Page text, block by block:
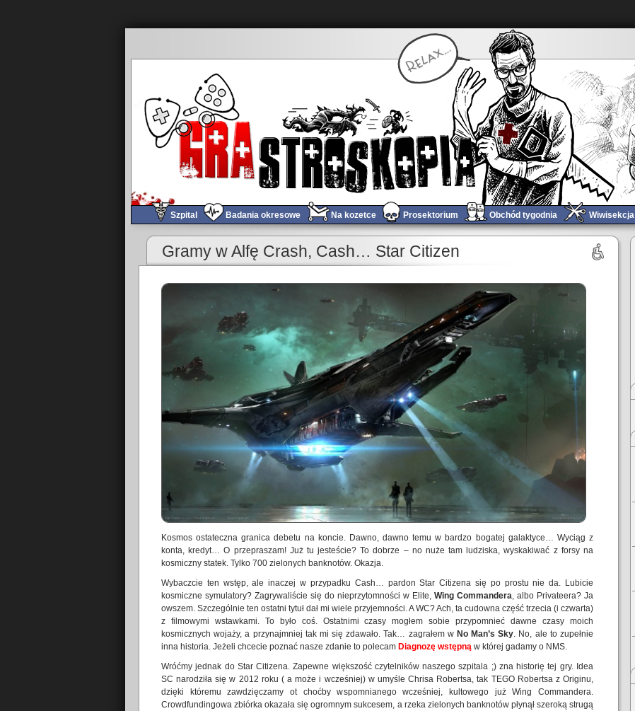
Szpital Badania okresowe Na kozetce Prosektorium Obchód tygodnia Wiwisekcja
Obchód tygodnia #244 Diagnoza wstępna #19 – Butcher»
Gramy w Alfę Crash, Cash… Star Citizen
Kosmos ostateczna granica debetu na koncie. Dawno, dawno temu w bardzo bogatej galaktyce… Wyciąg z
konta, kredyt… O przepraszam! Już tu jesteście? To dobrze – no nuże tam ludziska, wyskakiwać z forsy na
kosmiczny statek. Tylko 700 zielonych banknotów. Okazja.
Wybaczcie ten wstęp, ale inaczej w przypadku Cash… pardon Star Citizena się po prostu nie da. Lubicie
kosmiczne symulatory? Zagrywaliście się do nieprzytomności w Elite, Wing Commandera, albo Privateera? Ja
owszem. Szczególnie ten ostatni tytuł dał mi wiele przyjemności. A WC? Ach, ta cudowna część trzecia (i czwarta)
z filmowymi wstawkami. To było coś. Ostatnimi czasy mogłem sobie przypomnieć dawne czasy moich
kosmicznych wojaży, a przynajmniej tak mi się zdawało. Tak… zagrałem w No Man’s Sky. No, ale to zupełnie
inna historia. Jeżeli chcecie poznać nasze zdanie to polecam Diagnozę wstępną w której gadamy o NMS.
Wróćmy jednak do Star Citizena. Zapewne większość czytelników naszego szpitala ;) zna historię tej gry. Idea
SC narodziła się w 2012 roku ( a może i wcześniej) w umyśle Chrisa Robertsa, tak TEGO Robertsa z Originu,
dzięki któremu zawdzięczamy ot choćby wspomnianego wcześniej, kultowego już Wing Commandera.
Crowdfundingowa zbiórka okazała się ogromnym sukcesem, a rzeka zielonych banknotów płynął szeroką strugą